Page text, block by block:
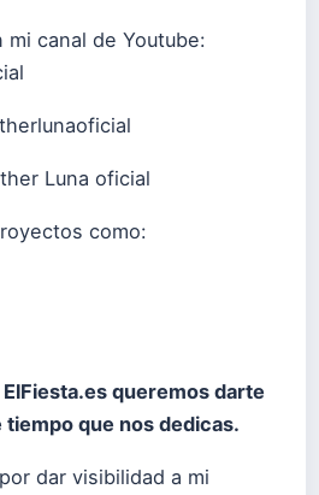
mi canal de Youtube:
Luna oficial
como:
queremos darte
que nos dedicas.
dar visibilidad a mi